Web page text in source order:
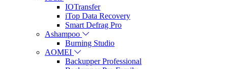
IOTransfer
iTop Data Recovery
Smart Defrag Pro
Ashampoo
Burning Studio
AOMEI
Backupper Professional